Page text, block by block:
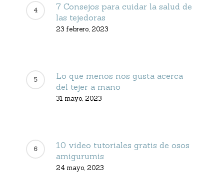
7 Consejos para cuidar la salud de
las tejedoras
23 febrero, 2023
Lo que menos nos gusta acerca
del tejer a mano
31 mayo, 2023
10 video tutoriales gratis de osos
amigurumis
24 mayo, 2023